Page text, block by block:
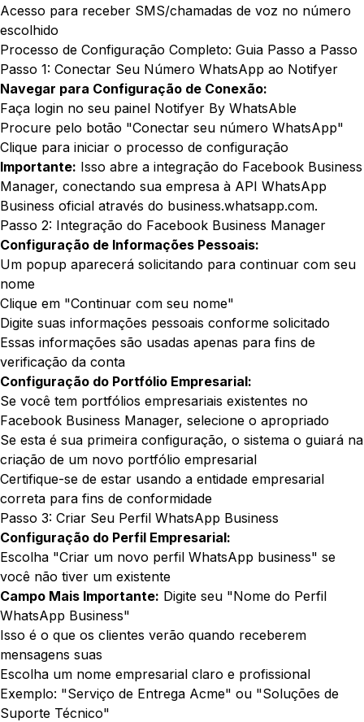
Acesso para receber SMS/chamadas de voz no número
escolhido
Processo de Configuração Completo: Guia Passo a Passo
Passo 1: Conectar Seu Número WhatsApp ao Notifyer
Navegar para Configuração de Conexão:
Faça login no seu painel Notifyer By WhatsAble
Procure pelo botão "Conectar seu número WhatsApp"
Clique para iniciar o processo de configuração
Importante: Isso abre a integração do Facebook Business
Manager, conectando sua empresa à API WhatsApp
Business oficial através do business.whatsapp.com.
Passo 2: Integração do Facebook Business Manager
Configuração de Informações Pessoais:
Um popup aparecerá solicitando para continuar com seu
nome
Clique em "Continuar com seu nome"
Digite suas informações pessoais conforme solicitado
Essas informações são usadas apenas para fins de
verificação da conta
Configuração do Portfólio Empresarial:
Se você tem portfólios empresariais existentes no
Facebook Business Manager, selecione o apropriado
Se esta é sua primeira configuração, o sistema o guiará na
criação de um novo portfólio empresarial
Certifique-se de estar usando a entidade empresarial
correta para fins de conformidade
Passo 3: Criar Seu Perfil WhatsApp Business
Configuração do Perfil Empresarial:
Escolha "Criar um novo perfil WhatsApp business" se
você não tiver um existente
Campo Mais Importante: Digite seu "Nome do Perfil
WhatsApp Business"
Isso é o que os clientes verão quando receberem
mensagens suas
Escolha um nome empresarial claro e profissional
Exemplo: "Serviço de Entrega Acme" ou "Soluções de
Suporte Técnico"